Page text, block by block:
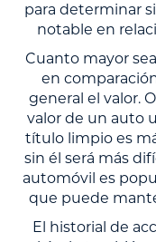
para determinar
notable en
Cuanto mayor
en
general el valor.
valor de un auto
título limpio es
sin él será más
automóvil es
que puede
El historial de